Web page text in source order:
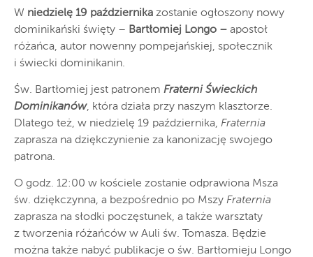
W niedzielę 19 października zostanie ogłoszony nowy
dominikański święty – Bartłomiej Longo – apostoł
różańca, autor nowenny pompejańskiej, społecznik
i świecki dominikanin.
Św. Bartłomiej jest patronem Fraterni Świeckich
Dominikanów, która działa przy naszym klasztorze.
Dlatego też, w niedzielę 19 października, Fraternia
zaprasza na dziękczynienie za kanonizację swojego
patrona.
O godz. 12:00 w kościele zostanie odprawiona Msza
św. dziękczynna, a bezpośrednio po Mszy Fraternia
zaprasza na słodki poczęstunek, a także warsztaty
z tworzenia różańców w Auli św. Tomasza. Będzie
można także nabyć publikacje o św. Bartłomieju Longo